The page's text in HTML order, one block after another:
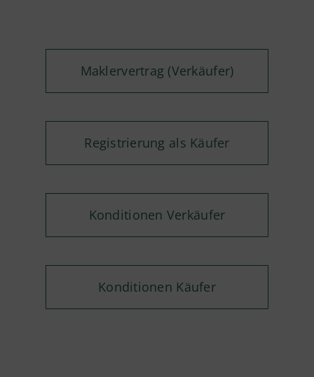
Maklervertrag (Verkäufer)
Registrierung als Käufer
Konditionen Verkäufer
Konditionen Käufer